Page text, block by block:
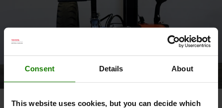
Consent Details About
This website uses cookies, but you can decide which